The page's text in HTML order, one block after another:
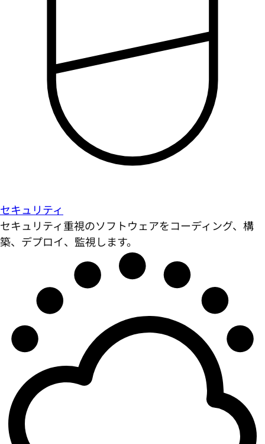
セキュリティ
セキュリティ重視のソフトウェアをコーディング、構
築、デプロイ、監視します。